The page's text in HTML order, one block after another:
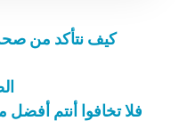
كيف نتأكد من صحة
فلا تخافوا أنتم أفضل